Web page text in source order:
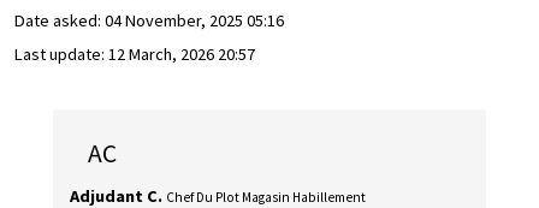
Date asked: 04 November, 2025 05:16
Last update: 12 March, 2026 20:57
AC
Adjudant C. Chef Du Plot Magasin Habillement